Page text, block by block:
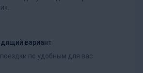
вариант
по удобным для вас